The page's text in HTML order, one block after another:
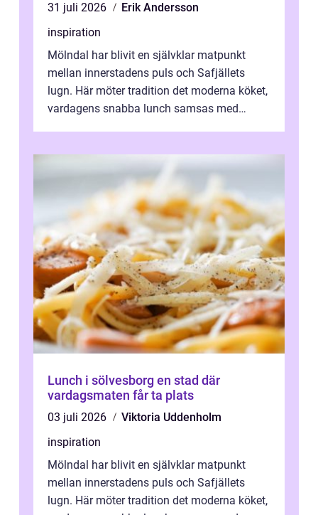
31 juli 2026
Erik Andersson
inspiration
Mölndal har blivit en självklar matpunkt
mellan innerstadens puls och Safjällets
lugn. Här möter tradition det moderna köket,
vardagens snabba lunch samsas med
Lunch i sölvesborg en stad där
vardagsmaten får ta plats
03 juli 2026
Viktoria Uddenholm
inspiration
Mölndal har blivit en självklar matpunkt
mellan innerstadens puls och Safjällets
lugn. Här möter tradition det moderna köket,